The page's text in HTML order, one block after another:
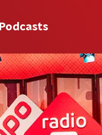
Podcasts